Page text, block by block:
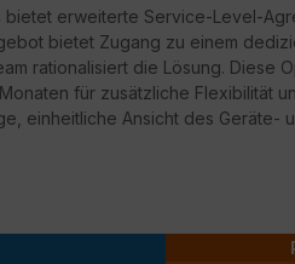
bietet erweiterte Service-Level-
bietet Zugang zu einem
rationalisiert die Lösung. Diese
für zusätzliche Flexibilität
einheitliche Ansicht des Geräte-